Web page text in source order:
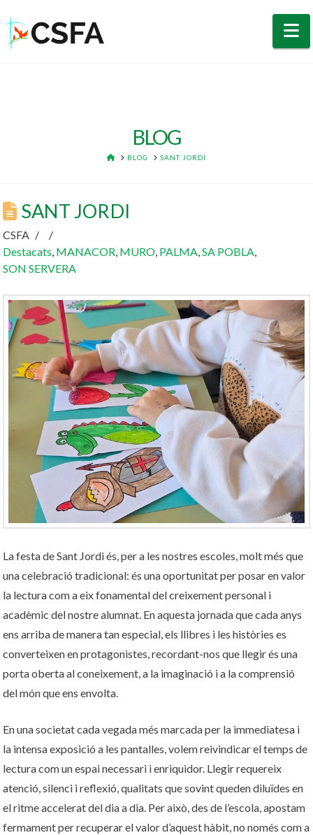
BLOG
HOME
BLOG SANT JORDI
SANT JORDI
CSFA
Destacats, MANACOR, MURO, PALMA,SA POBLA,
SON SERVERA
La festa de Sant Jordi és, per a les nostres escoles, molt més que
una celebració tradicional: és una oportunitat per posar en valor
la lectura com a eix fonamental del creixement personal i
acadèmic del nostre alumnat. En aquesta jornada que cada anys
ens arriba de manera tan especial, els llibres i les històries es
converteixen en protagonistes, recordant-nos que llegir és una
porta oberta al coneixement, a la imaginació i a la comprensió
del món que ens envolta.
En una societat cada vegada més marcada per la immediatesa i
la intensa exposició a les pantalles, volem reivindicar el temps de
lectura com un espai necessari i enriquidor. Llegir requereix
atenció, silenci i reflexió, qualitats que sovint queden diluïdes en
el ritme accelerat del dia a dia. Per això, des de l’escola, apostam
fermament per recuperar el valor d’aquest hàbit, no només com a